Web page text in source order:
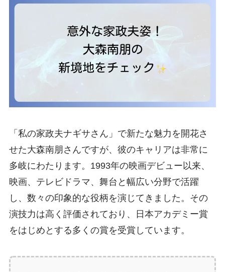
「私の家政夫ナギサさん」で新たな魅力を開花さ
せた大森南朋さんですが、彼のキャリアは非常に
多岐にわたります。1993年の映画デビュー以来、
映画、テレビドラマ、舞台と幅広い分野で活躍
し、数々の印象的な役柄を演じてきました。その
演技力は高く評価されており、日本アカデミー賞
をはじめとする多くの賞を受賞しています。